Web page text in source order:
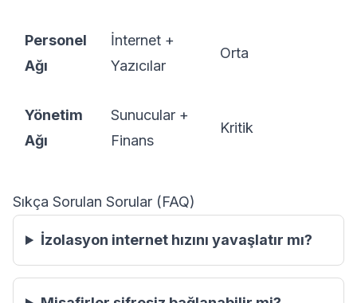
Personel
Ağı
İnternet +
Yazıcılar
Orta
Yönetim
Ağı
Sunucular +
Finans
Kritik
Sıkça Sorulan Sorular (FAQ)
İzolasyon internet hızını yavaşlatır mı?